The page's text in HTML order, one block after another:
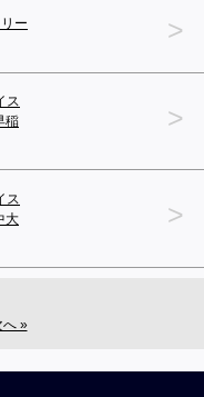
ー
>
ス
稲
>
ス
大
>
へ »